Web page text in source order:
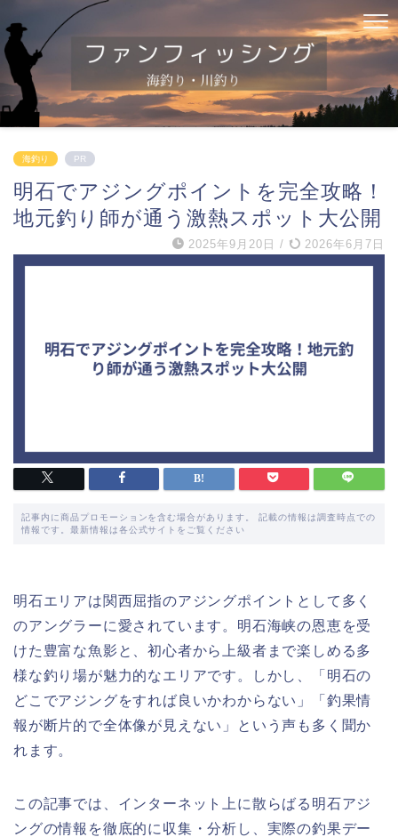
海釣り PR
明石でアジングポイントを完全攻略！
地元釣り師が通う激熱スポット大公開
2025年9月20日 / 2026年6月7日
記事内に商品プロモーションを含む場合があります。 記載の情報は調査時点での
情報です。最新情報は各公式サイトをご覧ください
明石エリアは関西屈指のアジングポイントとして多く
のアングラーに愛されています。明石海峡の恩恵を受
けた豊富な魚影と、初心者から上級者まで楽しめる多
様な釣り場が魅力的なエリアです。しかし、「明石の
どこでアジングをすれば良いかわからない」「釣果情
報が断片的で全体像が見えない」という声も多く聞か
れます。
この記事では、インターネット上に散らばる明石アジ
ングの情報を徹底的に収集・分析し、実際の釣果デー